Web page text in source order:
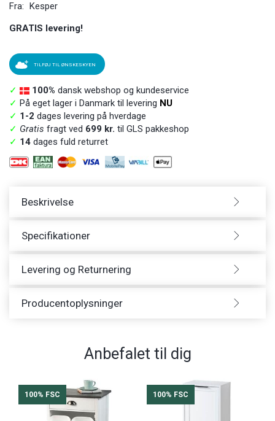
Fra: Kesper
GRATIS levering!
TILFØJ TIL ØNSKESKYEN
✓ 100% dansk webshop og kundeservice
✓ På eget lager i Danmark til levering NU
✓ 1-2 dages levering på hverdage
✓ Gratis fragt ved 699 kr. til GLS pakkeshop
✓ 14 dages fuld returret
Beskrivelse
Specifikationer
Levering og Returnering
Producentoplysninger
Anbefalet til dig
100% FSC 100% FSC